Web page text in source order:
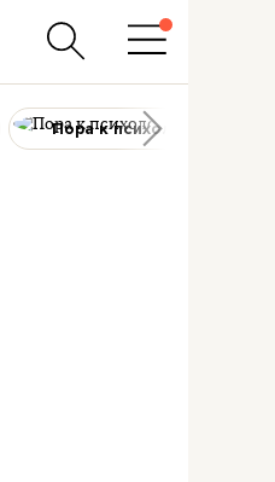
Пора к психологу